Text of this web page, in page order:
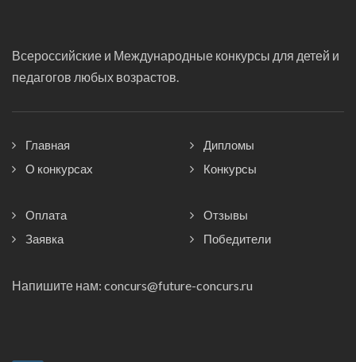
Всероссийские и Международные конкурсы для детей и
педагогов любых возрастов.
Главная
О конкурсах
Дипломы
Конкурсы
Оплата
Заявка
Отзывы
Победители
Напишите нам: concurs@future-concurs.ru